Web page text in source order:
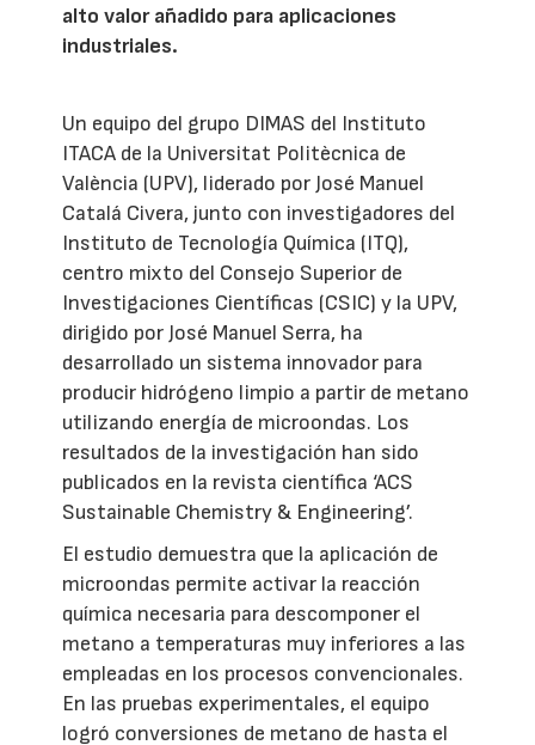
alto valor añadido para aplicaciones
industriales.
Un equipo del grupo DIMAS del Instituto
ITACA de la Universitat Politècnica de
València (UPV), liderado por José Manuel
Catalá Civera, junto con investigadores del
Instituto de Tecnología Química (ITQ),
centro mixto del Consejo Superior de
Investigaciones Científicas (CSIC) y la UPV,
dirigido por José Manuel Serra, ha
desarrollado un sistema innovador para
producir hidrógeno limpio a partir de metano
utilizando energía de microondas. Los
resultados de la investigación han sido
publicados en la revista científica ‘ACS
Sustainable Chemistry & Engineering’.
El estudio demuestra que la aplicación de
microondas permite activar la reacción
química necesaria para descomponer el
metano a temperaturas muy inferiores a las
empleadas en los procesos convencionales.
En las pruebas experimentales, el equipo
logró conversiones de metano de hasta el